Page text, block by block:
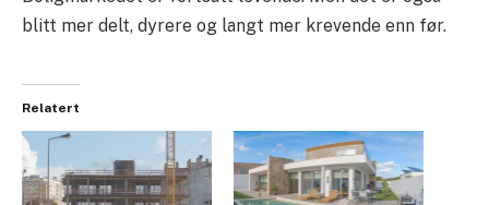
blitt mer delt, dyrere og langt mer krevende enn før.
Relatert